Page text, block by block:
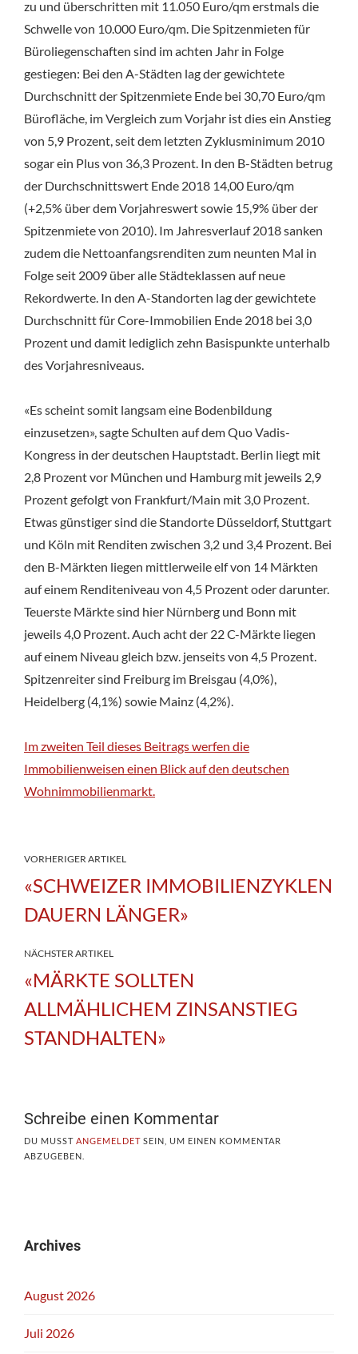
zu und überschritten mit 11.050 Euro/qm erstmals die
Schwelle von 10.000 Euro/qm. Die Spitzenmieten für
Büroliegenschaften sind im achten Jahr in Folge
gestiegen: Bei den A-Städten lag der gewichtete
Durchschnitt der Spitzenmiete Ende bei 30,70 Euro/qm
Bürofläche, im Vergleich zum Vorjahr ist dies ein Anstieg
von 5,9 Prozent, seit dem letzten Zyklusminimum 2010
sogar ein Plus von 36,3 Prozent. In den B-Städten betrug
der Durchschnittswert Ende 2018 14,00 Euro/qm
(+2,5% über dem Vorjahreswert sowie 15,9% über der
Spitzenmiete von 2010). Im Jahresverlauf 2018 sanken
zudem die Nettoanfangsrenditen zum neunten Mal in
Folge seit 2009 über alle Städteklassen auf neue
Rekordwerte. In den A-Standorten lag der gewichtete
Durchschnitt für Core-Immobilien Ende 2018 bei 3,0
Prozent und damit lediglich zehn Basispunkte unterhalb
des Vorjahresniveaus.
«Es scheint somit langsam eine Bodenbildung
einzusetzen», sagte Schulten auf dem Quo Vadis-
Kongress in der deutschen Hauptstadt. Berlin liegt mit
2,8 Prozent vor München und Hamburg mit jeweils 2,9
Prozent gefolgt von Frankfurt/Main mit 3,0 Prozent.
Etwas günstiger sind die Standorte Düsseldorf, Stuttgart
und Köln mit Renditen zwischen 3,2 und 3,4 Prozent. Bei
den B-Märkten liegen mittlerweile elf von 14 Märkten
auf einem Renditeniveau von 4,5 Prozent oder darunter.
Teuerste Märkte sind hier Nürnberg und Bonn mit
jeweils 4,0 Prozent. Auch acht der 22 C-Märkte liegen
auf einem Niveau gleich bzw. jenseits von 4,5 Prozent.
Spitzenreiter sind Freiburg im Breisgau (4,0%),
Heidelberg (4,1%) sowie Mainz (4,2%).
Im zweiten Teil dieses Beitrags werfen die
Immobilienweisen einen Blick auf den deutschen
Wohnimmobilienmarkt.
VORHERIGER ARTIKEL
«SCHWEIZER IMMOBILIENZYKLEN
DAUERN LÄNGER»
NÄCHSTER ARTIKEL
«MÄRKTE SOLLTEN
ALLMÄHLICHEM ZINSANSTIEG
STANDHALTEN»
Schreibe einen Kommentar
DU MUSST ANGEMELDET SEIN, UM EINEN KOMMENTAR
ABZUGEBEN.
Archives
August 2026
Juli 2026